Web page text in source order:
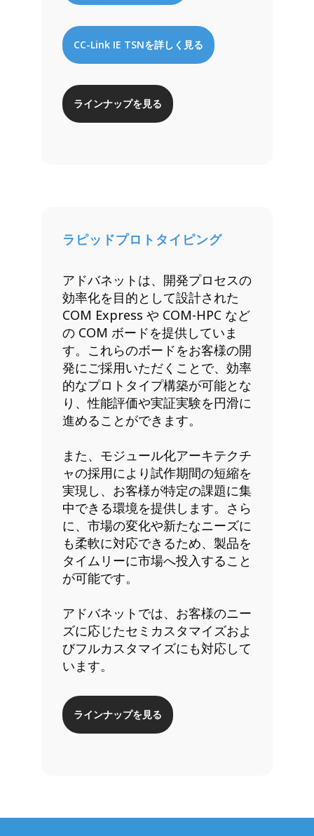
CC-Link IE TSNを詳しく見る
ラインナップを見る
ラピッドプロトタイピング
アドバネットは、開発プロセスの
効率化を目的として設計された
COM Express や COM-HPC など
の COM ボードを提供していま
す。これらのボードをお客様の開
発にご採用いただくことで、効率
的なプロトタイプ構築が可能とな
り、性能評価や実証実験を円滑に
進めることができます。
また、モジュール化アーキテクチ
ャの採用により試作期間の短縮を
実現し、お客様が特定の課題に集
中できる環境を提供します。さら
に、市場の変化や新たなニーズに
も柔軟に対応できるため、製品を
タイムリーに市場へ投入すること
が可能です。
アドバネットでは、お客様のニー
ズに応じたセミカスタマイズおよ
びフルカスタマイズにも対応して
います。
ラインナップを見る